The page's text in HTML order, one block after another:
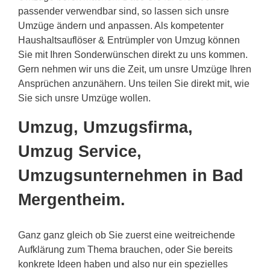
passender verwendbar sind, so lassen sich unsre
Umzüge ändern und anpassen. Als kompetenter
Haushaltsauflöser & Entrümpler von Umzug können
Sie mit Ihren Sonderwünschen direkt zu uns kommen.
Gern nehmen wir uns die Zeit, um unsre Umzüge Ihren
Ansprüchen anzunähern. Uns teilen Sie direkt mit, wie
Sie sich unsre Umzüge wollen.
Umzug, Umzugsfirma,
Umzug Service,
Umzugsunternehmen in Bad
Mergentheim.
Ganz ganz gleich ob Sie zuerst eine weitreichende
Aufklärung zum Thema brauchen, oder Sie bereits
konkrete Ideen haben und also nur ein spezielles